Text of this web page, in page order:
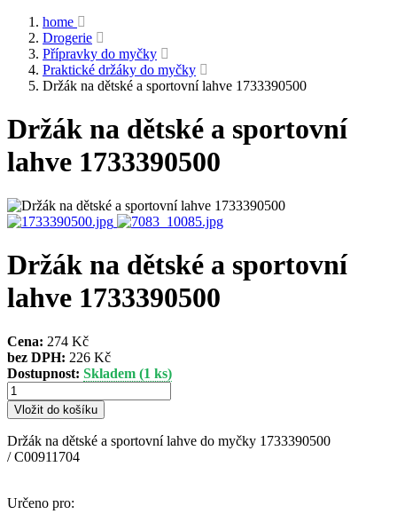
home
Drogerie
Přípravky do myčky
Praktické držáky do myčky
Držák na dětské a sportovní lahve 1733390500
Držák na dětské a sportovní
lahve 1733390500
Držák na dětské a sportovní
lahve 1733390500
Cena: 274 Kč
bez DPH: 226 Kč
Dostupnost: Skladem (1 ks)
Držák na dětské a sportovní lahve do myčky 1733390500
/ C00911704
Určeno pro: